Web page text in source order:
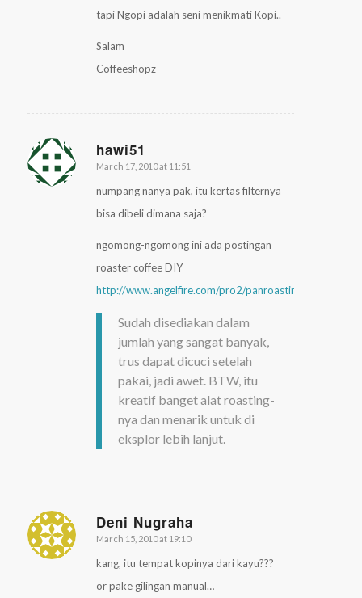
tapi Ngopi adalah seni menikmati Kopi..
Salam
Coffeeshopz
hawi51
says:
March 17, 2010 at 11:51
numpang nanya pak, itu kertas filternya
bisa dibeli dimana saja?
ngomong-ngomong ini ada postingan
roaster coffee DIY
http://www.angelfire.com/pro2/panroastingcoffee/
Sudah disediakan dalam
jumlah yang sangat banyak,
trus dapat dicuci setelah
pakai, jadi awet. BTW, itu
kreatif banget alat roasting-
nya dan menarik untuk di
eksplor lebih lanjut.
Deni Nugraha
says:
March 15, 2010 at 19:10
kang, itu tempat kopinya dari kayu???
or pake gilingan manual…